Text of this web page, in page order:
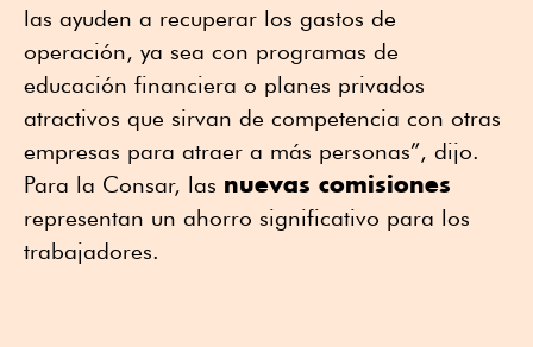
las ayuden a recuperar los gastos de
operación, ya sea con programas de
educación financiera o planes privados
atractivos que sirvan de competencia con otras
empresas para atraer a más personas”, dijo.
Para la Consar, las nuevas comisiones
representan un ahorro significativo para los
trabajadores.